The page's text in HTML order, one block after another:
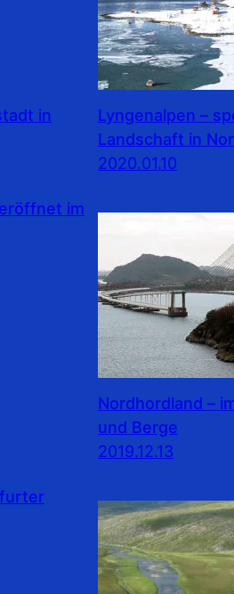
in
Lyngenalpen –
Landschaft in
2020.01.10
im
Nordhordland –
und Berge
2019.12.13